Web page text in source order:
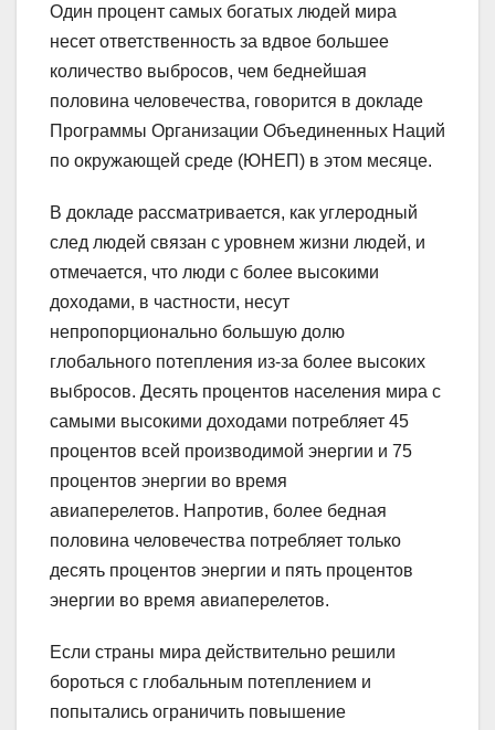
Один процент самых богатых людей мира
несет ответственность за вдвое большее
количество выбросов, чем беднейшая
половина человечества, говорится в докладе
Программы Организации Объединенных Наций
по окружающей среде (ЮНЕП) в этом месяце.
В докладе рассматривается, как углеродный
след людей связан с уровнем жизни людей, и
отмечается, что люди с более высокими
доходами, в частности, несут
непропорционально большую долю
глобального потепления из-за более высоких
выбросов. Десять процентов населения мира с
самыми высокими доходами потребляет 45
процентов всей производимой энергии и 75
процентов энергии во время
авиаперелетов. Напротив, более бедная
половина человечества потребляет только
десять процентов энергии и пять процентов
энергии во время авиаперелетов.
Если страны мира действительно решили
бороться с глобальным потеплением и
попытались ограничить повышение